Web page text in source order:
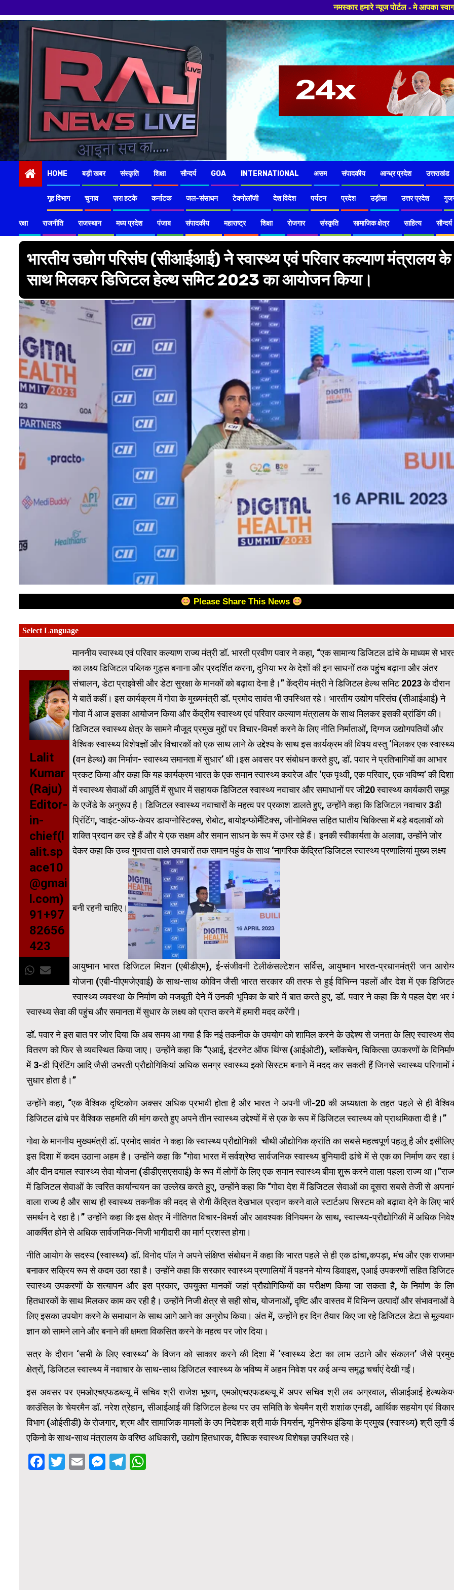
नमस्कार हमारे न्यूज पोर्टल - मे आपका स्वागत हैं ,यहाँ आपको हमेशा
Skip
to
content
HOME बड़ी खबर संस्कृति शिक्षा सौन्दर्य GOA INTERNATIONAL असम संपादकीय आन्ध्र प्रदेश उत्तराखंड
गृह विभाग चुनाव ज़रा हटके कर्नाटक जल-संसाधन टेक्नोलॉजी देश विदेश पर्यटन प्रदेश उड़ीसा उत्तर प्रदेश
रक्षा राजनीति राजस्थान मध्य प्रदेश पंजाब संपादकीय महाराष्ट्र शिक्षा रोजगार संस्कृति सामाजिक क्षेत्र साहित्य सौन्दर्य
भारतीय उद्योग परिसंघ (सीआईआई) ने स्वास्थ्य एवं परिवार कल्याण मंत्रालय के
साथ मिलकर डिजिटल हेल्थ समिट 2023 का आयोजन किया।
Please Share This News
Lalit
Kumar
(Raju)
Editor-
in-
chief(l
alit.sp
ace10
@gmai
l.com)
91+97
82656
423
माननीय स्वास्थ्य एवं परिवार कल्याण राज्य मंत्री डॉ. भारती प्रवीण पवार ने कहा, “एक सामान्य डिजिटल ढांचे के माध्यम से
का लक्ष्य डिजिटल पब्लिक गुड्स बनाना और प्रदर्शित करना, दुनिया भर के देशों की इन साधनों तक पहुंच बढ़ाना और अंतर
संचालन, डेटा प्राइवेसी और डेटा सुरक्षा के मानकों को बढ़ावा देना है।” केंद्रीय मंत्री ने डिजिटल हेल्थ समिट 2023 के दौरान
ये बातें कहीं। इस कार्यक्रम में गोवा के मुख्यमंत्री डॉ. प्रमोद सावंत भी उपस्थित रहे। भारतीय उद्योग परिसंघ (सीआईआई) ने
गोवा में आज इसका आयोजन किया और केंद्रीय स्वास्थ्य एवं परिवार कल्याण मंत्रालय के साथ मिलकर इसकी ब्रांडिंग की।
डिजिटल स्वास्थ्य क्षेत्र के सामने मौजूद प्रमुख मुद्दों पर विचार-विमर्श करने के लिए नीति निर्माताओं, दिग्गज उद्योगपतियों और
वैश्विक स्वास्थ्य विशेषज्ञों और विचारकों को एक साथ लाने के उद्देश्य के साथ इस कार्यक्रम की विषय वस्तु ‘मिलकर एक स्वास्थ्य
(वन हेल्थ) का निर्माण- स्वास्थ्य समानता में सुधार’ थी।इस अवसर पर संबोधन करते हुए, डॉ. पवार ने प्रतिभागियों का आभार
प्रकट किया और कहा कि यह कार्यक्रम भारत के एक समान स्वास्थ्य कवरेज और ‘एक पृथ्वी, एक परिवार, एक भविष्य’ की दिशा
में स्वास्थ्य सेवाओं की आपूर्ति में सुधार में सहायक डिजिटल स्वास्थ्य नवाचार और समाधानों पर जी20 स्वास्थ्य कार्यकारी समूह
के एजेंडे के अनुरूप है। डिजिटल स्वास्थ्य नवाचारों के महत्व पर प्रकाश डालते हुए, उन्होंने कहा कि डिजिटल नवाचार 3डी
प्रिंटिंग, प्वाइंट-ऑफ-केयर डायग्नोस्टिक्स, रोबोट, बायोइन्फोर्मैटिक्स, जीनोमिक्स सहित घातीय चिकित्सा में बड़े बदलावों को
शक्ति प्रदान कर रहे हैं और ये एक सक्षम और समान साधन के रूप में उभर रहे हैं। इनकी स्वीकार्यता के अलावा, उन्होंने जोर
देकर कहा कि उच्च गुणवत्ता वाले उपचारों तक समान पहुंच के साथ ‘नागरिक केंद्रित’डिजिटल स्वास्थ्य प्रणालियां मुख्य लक्ष्य
बनी रहनी चाहिए।
आयुष्मान भारत डिजिटल मिशन (एबीडीएम), ई-संजीवनी टेलीकंसल्टेशन सर्विस, आयुष्मान भारत-प्रधानमंत्री जन
योजना (एबी-पीएमजेएवाई) के साथ-साथ कोविन जैसी भारत सरकार की तरफ से हुई विभिन्न पहलों और देश में एक
स्वास्थ्य व्यवस्था के निर्माण को मजबूती देने में उनकी भूमिका के बारे में बात करते हुए, डॉ. पवार ने कहा कि ये पहल देश भर
स्वास्थ्य सेवा की पहुंच और समानता में सुधार के लक्ष्य को प्राप्त करने में हमारी मदद करेंगी।
डॉ. पवार ने इस बात पर जोर दिया कि अब समय आ गया है कि नई तकनीक के उपयोग को शामिल करने के उद्देश्य से जनता के लिए स्वास्थ्य
वितरण को फिर से व्यवस्थित किया जाए। उन्होंने कहा कि “एआई, इंटरनेट ऑफ थिंग्स (आईओटी), ब्लॉकचेन, चिकित्सा उपकरणों के
में 3-डी प्रिंटिंग आदि जैसी उभरती प्रौद्योगिकियां अधिक समग्र स्वास्थ्य इको सिस्टम बनाने में मदद कर सकती हैं जिनसे स्वास्थ्य परिणामों
सुधार होता है।”
उन्होंने कहा, “एक वैश्विक दृष्टिकोण अक्सर अधिक प्रभावी होता है और भारत ने अपनी जी-20 की अध्यक्षता के तहत पहले से ही
डिजिटल ढांचे पर वैश्विक सहमति की मांग करते हुए अपने तीन स्वास्थ्य उद्देश्यों में से एक के रूप में डिजिटल स्वास्थ्य को प्राथमिकता दी है।”
गोवा के माननीय मुख्यमंत्री डॉ. प्रमोद सावंत ने कहा कि स्वास्थ्य प्रौद्योगिकी चौथी औद्योगिक क्रांति का सबसे महत्वपूर्ण पहलू है और
इस दिशा में कदम उठाना अहम है। उन्होंने कहा कि “गोवा भारत में सर्वश्रेष्ठ सार्वजनिक स्वास्थ्य बुनियादी ढांचे में से एक का निर्माण कर रहा
और दीन दयाल स्वास्थ्य सेवा योजना (डीडीएसएसवाई) के रूप में लोगों के लिए एक समान स्वास्थ्य बीमा शुरू करने वाला पहला राज्य
में डिजिटल सेवाओं के त्वरित कार्यान्वयन का उल्लेख करते हुए, उन्होंने कहा कि “गोवा देश में डिजिटल सेवाओं का दूसरा सबसे तेजी से
वाला राज्य है और साथ ही स्वास्थ्य तकनीक की मदद से रोगी केंद्रित देखभाल प्रदान करने वाले स्टार्टअप सिस्टम को बढ़ावा देने के लिए
समर्थन दे रहा है।” उन्होंने कहा कि इस क्षेत्र में नीतिगत विचार-विमर्श और आवश्यक विनियमन के साथ, स्वास्थ्य-प्रौद्योगिकी में अधिक
आकर्षित होने से अधिक सार्वजनिक-निजी भागीदारी का मार्ग प्रशस्त होगा।
नीति आयोग के सदस्य (स्वास्थ्य) डॉ. विनोद पॉल ने अपने संक्षिप्त संबोधन में कहा कि भारत पहले से ही एक ढांचा,कपड़ा, मंच और एक
बनाकर सक्रिय रूप से कदम उठा रहा है। उन्होंने कहा कि सरकार स्वास्थ्य प्रणालियों में पहनने योग्य डिवाइस, एआई उपकरणों सहित
स्वास्थ्य उपकरणों के सत्यापन और इस प्रकार, उपयुक्त मानकों जहां प्रौद्योगिकियों का परीक्षण किया जा सकता है, के निर्माण के
हितधारकों के साथ मिलकर काम कर रही है। उन्होंने निजी क्षेत्र से सही सोच, योजनाओं, दृष्टि और वास्तव में विभिन्न उत्पादों और संभावनाओं
लिए इसका उपयोग करने के समाधान के साथ आगे आने का अनुरोध किया। अंत में, उन्होंने हर दिन तैयार किए जा रहे डिजिटल डेटा से
ज्ञान को सामने लाने और बनाने की क्षमता विकसित करने के महत्व पर जोर दिया।
सत्र के दौरान ‘सभी के लिए स्वास्थ्य’ के विजन को साकार करने की दिशा में ‘स्वास्थ्य डेटा का लाभ उठाने और संकलन’ जैसे
क्षेत्रों, डिजिटल स्वास्थ्य में नवाचार के साथ-साथ डिजिटल स्वास्थ्य के भविष्य में अहम निवेश पर कई अन्य समृद्ध चर्चाएं देखी गईं।
इस अवसर पर एमओएचएफडब्ल्यू में सचिव श्री राजेश भूषण, एमओएचएफडब्ल्यू में अपर सचिव श्री लव अग्रवाल, सीआईआई
काउंसिल के चेयरमैन डॉ. नरेश त्रेहान, सीआईआई की डिजिटल हेल्थ पर उप समिति के चेयमैन श्री शशांक एनडी, आर्थिक सहयोग एवं
विभाग (ओईसीडी) के रोजगार, श्रम और सामाजिक मामलों के उप निदेशक श्री मार्क पियर्सन, यूनिसेफ इंडिया के प्रमुख (स्वास्थ्य) श्री लूगी
एकिनो के साथ-साथ मंत्रालय के वरिष्ठ अधिकारी, उद्योग हितधारक, वैश्विक स्वास्थ्य विशेषज्ञ उपस्थित रहे।
Facebook
Twitter
EmailMessenger
Telegram